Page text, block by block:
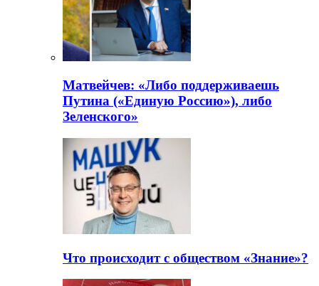
Матвейчев: «Либо поддерживаешь
Путина («Единую Россию»), либо
Зеленского»
Что происходит с обществом «Знание»?